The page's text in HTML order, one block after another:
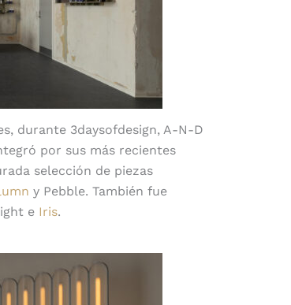
durante 3daysofdesign, A-N-D
por sus más recientes
selección de piezas
y Pebble. También fue
e Iris.